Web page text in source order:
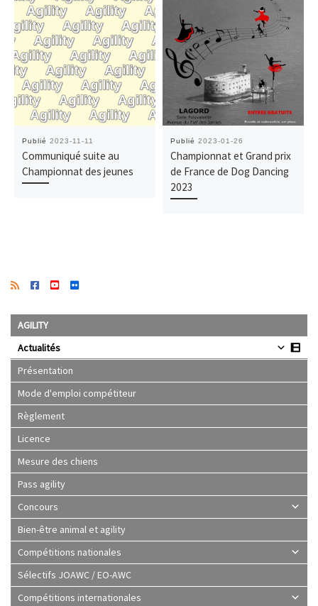
Publié 2023-11-11
Communiqué suite au
Championnat des jeunes
Publié 2023-01-26
Championnat et Grand prix
de France de Dog Dancing
2023
AGILITY
Actualités
Présentation
Mode d'emploi compétiteur
Règlement
Licence
Mesure des chiens
Pass agility
Concours
Bien-être animal et agility
Compétitions nationales
Sélectifs JOAWC / EO-AWC
Compétitions internationales